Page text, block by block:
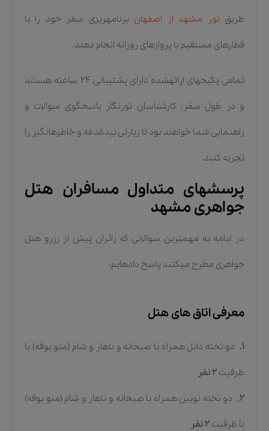
طریقتور مشهد از اصفهان برنامهریزی سفر خود را با
قطارهای مستقیم یا پروازهای روزانه انجام دهند.
تمامی پکیجهای ارائهشده دارای پشتیبانی ۲۴ ساعته هستند
و در طول سفر، کارشناسان تورنگار پاسخگوی سوالات و
راهنمایی شما خواهند بود تا زیارتی بیدغدغه و خاطرهانگیز را
تجربه کنید.
پرسشهای متداول مسافران هتل
جواهری مشهد
در ادامه به مهمترین سوالاتی که زائران پیش از رزرو هتل
جواهری مطرح میکنند پاسخ دادهایم:
معرفی اتاق های هتل
1. دو تخته دابل همراه با صبحانه و ناهار و شام (منو بوفه) با
ظرفیت 2 نفر
2. دو تخته تویین همراه با صبحانه و ناهار و شام (منو بوفه)
با ظرفیت 2 نفر